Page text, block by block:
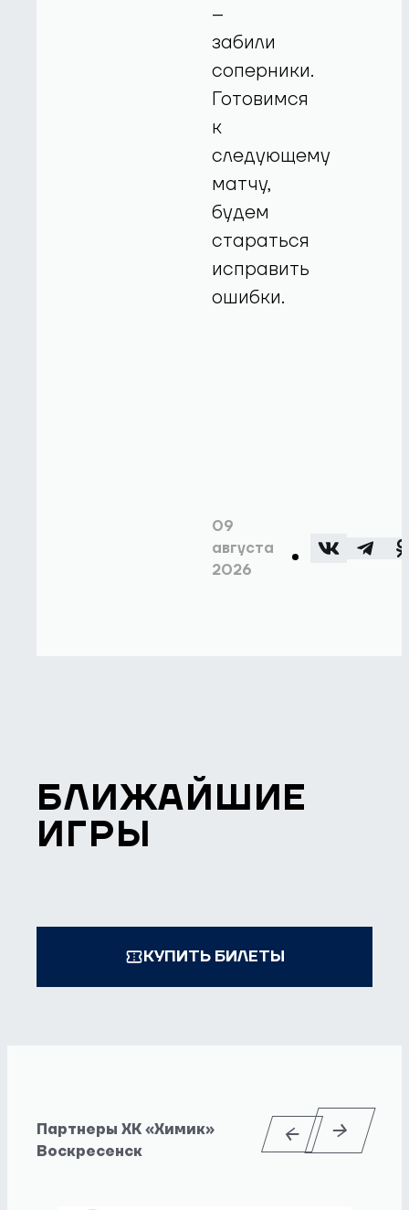
–
забили
соперники.
Готовимся
к
следующему
матчу,
будем
стараться
исправить
ошибки.
09
августа
2026
БЛИЖАЙШИЕ
ИГРЫ
КУПИТЬ БИЛЕТЫ
Партнеры ХК «Химик»
Воскресенск